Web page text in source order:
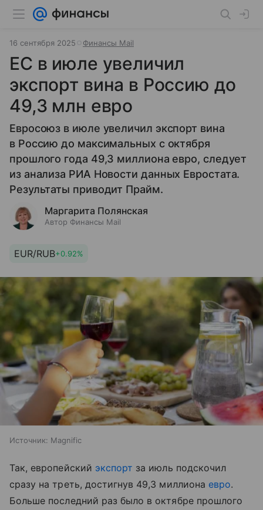
16 сентября 2025 Финансы Mail
ЕС в июле увеличил
экспорт вина в Россию до
49,3 млн евро
Евросоюз в июле увеличил экспорт вина
в Россию до максимальных с октября
прошлого года 49,3 миллиона евро, следует
из анализа РИА Новости данных Евростата.
Результаты приводит Прайм.
Маргарита Полянская
Автор Финансы Mail
EUR/RUB+0.92%
Источник: Magnific
Так, европейский экспорт за июль подскочил
сразу на треть, достигнув 49,3 миллиона евро.
Больше последний раз было в октябре прошлого